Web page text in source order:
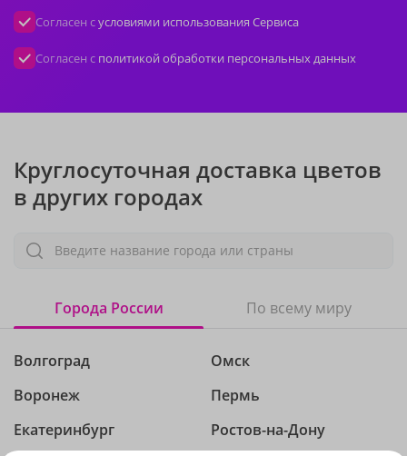
Согласен сусловиями использования Сервиса
Согласен с политикой обработки персональных данных
Круглосуточная доставка цветов
в других городах
Введите название города или страны
Города России По всему миру
Волгоград
Воронеж
Екатеринбург
Омск
Пермь
Ростов-на-Дону